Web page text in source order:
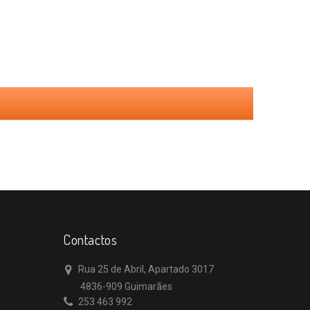
Contactos
Rua 25 de Abril, Apartado 3017
4836-909 Guimarães
253 463 992